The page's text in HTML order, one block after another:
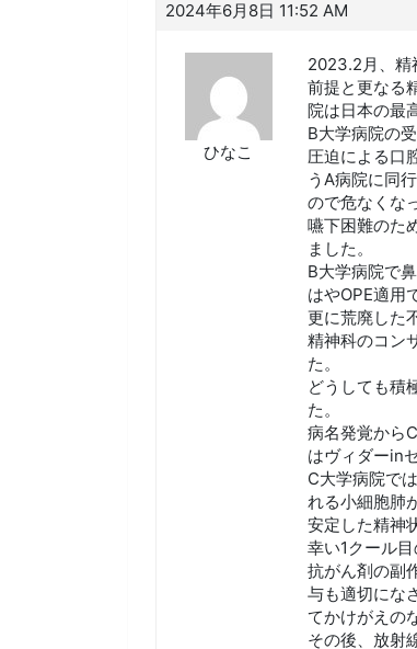
2024年6月8日 11:52 AM
ひなこ
2023.2月、精
前提と更なる
院は日本の最
B大学病院の
圧迫による口
うA病院に同
ので危なくな
嚥下困難のた
ました。
B大学病院で
はやOPE適用
更に荒廃した
精神科のコン
た。
どうしても積
た。
病名発覚から
はヴィダーin
C大学病院で
れる小細胞肺
安定した精神
幸い1クール
抗がん剤の副
与も適切にな
てかけがえの
その後、放射